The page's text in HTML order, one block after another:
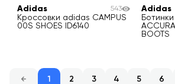
Adidas
Кроссовки adidas CAMPUS
00S SHOES ID6140
543
Adidas
BOOTS
1 2 3 4 5 6